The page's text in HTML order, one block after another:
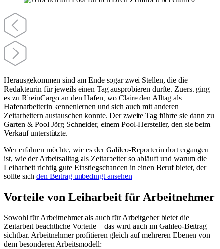
Herausgekommen sind am Ende sogar zwei Stellen, die die
Redakteurin für jeweils einen Tag ausprobieren durfte. Zuerst ging
es zu RheinCargo an den Hafen, wo Claire den Alltag als
Hafenarbeiterin kennenlernen und sich auch mit anderen
Zeitarbeitern austauschen konnte. Der zweite Tag führte sie dann zu
Garten & Pool Jörg Schneider, einem Pool-Hersteller, den sie beim
Verkauf unterstützte.
Wer erfahren möchte, wie es der Galileo-Reporterin dort ergangen
ist, wie der Arbeitsalltag als Zeitarbeiter so abläuft und warum die
Leiharbeit richtig gute Einstiegschancen in einen Beruf bietet, der
sollte sich den Beitrag unbedingt ansehen
Vorteile von Leiharbeit für Arbeitnehmer
Sowohl für Arbeitnehmer als auch für Arbeitgeber bietet die
Zeitarbeit beachtliche Vorteile – das wird auch im Galileo-Beitrag
sichtbar. Arbeitnehmer profitieren gleich auf mehreren Ebenen von
dem besonderen Arbeitsmodell: